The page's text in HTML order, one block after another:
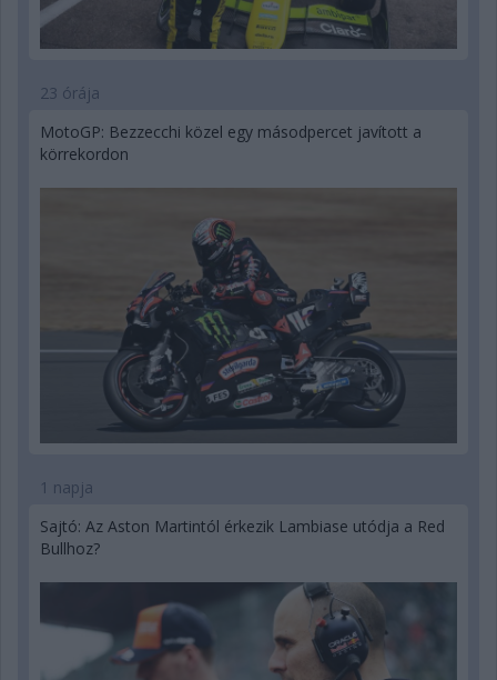
23 órája
MotoGP: Bezzecchi közel egy másodpercet javított a
körrekordon
1 napja
Sajtó: Az Aston Martintól érkezik Lambiase utódja a Red
Bullhoz?